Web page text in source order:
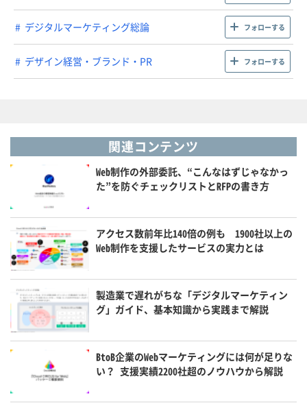
デジタルマーケティング総論 フォローする
デザイン経営・ブランド・PR フォローする
関連コンテンツ
Web制作の外部委託、“こんなはずじゃなかっ
た”を防ぐチェックリストとRFPの書き方
アクセス数前年比140倍の例も 1900社以上の
Web制作を支援したサービスの実力とは
製造業で遅れがちな「デジタルマーケティン
グ」ガイド、基本知識から実践まで解説
BtoB企業のWebマーケティングには何が足りな
い？ 支援実績2200社超のノウハウから解説